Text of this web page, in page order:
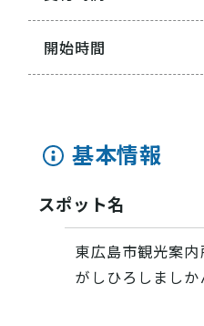
開始時間
基本情報
スポット名
東広島市観光案
がしひろしましか